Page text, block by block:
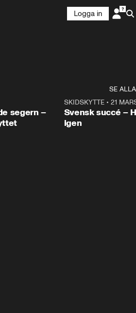
Logga in
SE ALLA
segern –
SKIDSKYTTE• 21
Svensk succé –
igen